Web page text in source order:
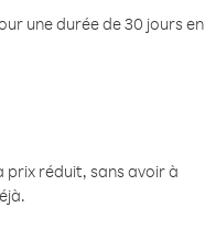
une durée de 30 jours en
prix réduit, sans avoir à